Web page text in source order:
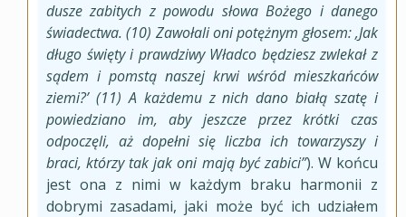
dusze zabitych z powodu słowa Bożego i danego
świadectwa. (10) Zawołali oni potężnym głosem: ‚Jak
długo święty i prawdziwy Władco będziesz zwlekał z
sądem i pomstą naszej krwi wśród mieszkańców
ziemi?’ (11) A każdemu z nich dano białą szatę i
powiedziano im, aby jeszcze przez krótki czas
odpoczęli, aż dopełni się liczba ich towarzyszy i
braci, którzy tak jak oni mają być zabici”). W końcu
jest ona z nimi w każdym braku harmonii z
dobrymi zasadami, jaki może być ich udziałem